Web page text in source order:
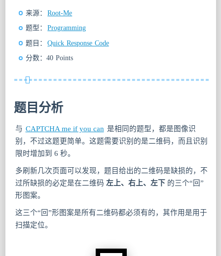
来源： Root-Me
题型： Programming
题目： Quick Response Code
分数：40 Points
题目分析
与 CAPTCHA me if you can 是相同的题型，都是图像识
别，不过这题更简单。这题需要识别的是二维码，而且识别
限时增加到 6 秒。
多刷新几次页面可以发现，题目给出的二维码是缺损的，不
过所缺损的必定是在二维码 左上、右上、左下 的三个“回”
形图案。
这三个“回”形图案是所有二维码都必须有的，其作用是用于
扫描定位。